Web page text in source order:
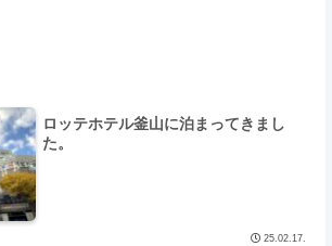
ロッテホテル釜山に泊まってきまし
た。
25.02.17.